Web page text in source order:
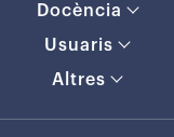
Docència
Usuaris
Altres